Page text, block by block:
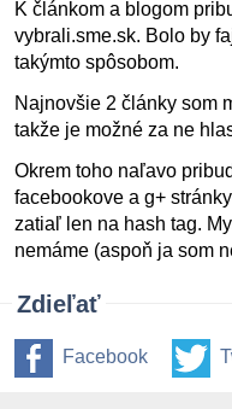
K článkom a blogom
vybrali.sme.sk. Bolo by
takýmto spôsobom.
Najnovšie 2 články som
takže je možné za ne
Okrem toho naľavo
facebookove a g+
zatiaľ len na hash tag.
nemáme (aspoň ja som
Zdieľať
Facebook